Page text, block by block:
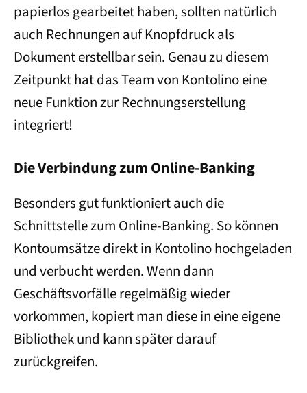
papierlos gearbeitet haben, sollten natürlich
auch Rechnungen auf Knopfdruck als
Dokument erstellbar sein. Genau zu diesem
Zeitpunkt hat das Team von Kontolino eine
neue Funktion zur Rechnungserstellung
integriert!
Die Verbindung zum Online-Banking
Besonders gut funktioniert auch die
Schnittstelle zum Online-Banking. So können
Kontoumsätze direkt in Kontolino hochgeladen
und verbucht werden. Wenn dann
Geschäftsvorfälle regelmäßig wieder
vorkommen, kopiert man diese in eine eigene
Bibliothek und kann später darauf
zurückgreifen.